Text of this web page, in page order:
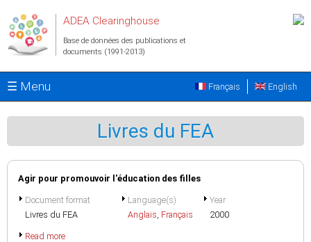
ADEA Clearinghouse
Base de données des publications et
documents (1991-2013)
☰ Menu English
Français
Livres du FEA
Agir pour promouvoir l'éducation des filles
Document format
Livres du FEA
Language(s)
Anglais, Français
Year
2000
Read more